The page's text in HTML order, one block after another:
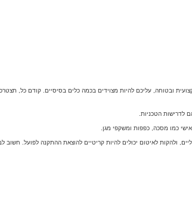
ובטוחה, עליכם להיות מצוידים בכמה כלים בסיסיים. קודם כל,
לדרישות הטכניות.
כמו מסכה, כפפות ומשקפי מגן.
לאיטום יכולים להיות קריטיים להוצאת ההתקנה לפועל. חשוב